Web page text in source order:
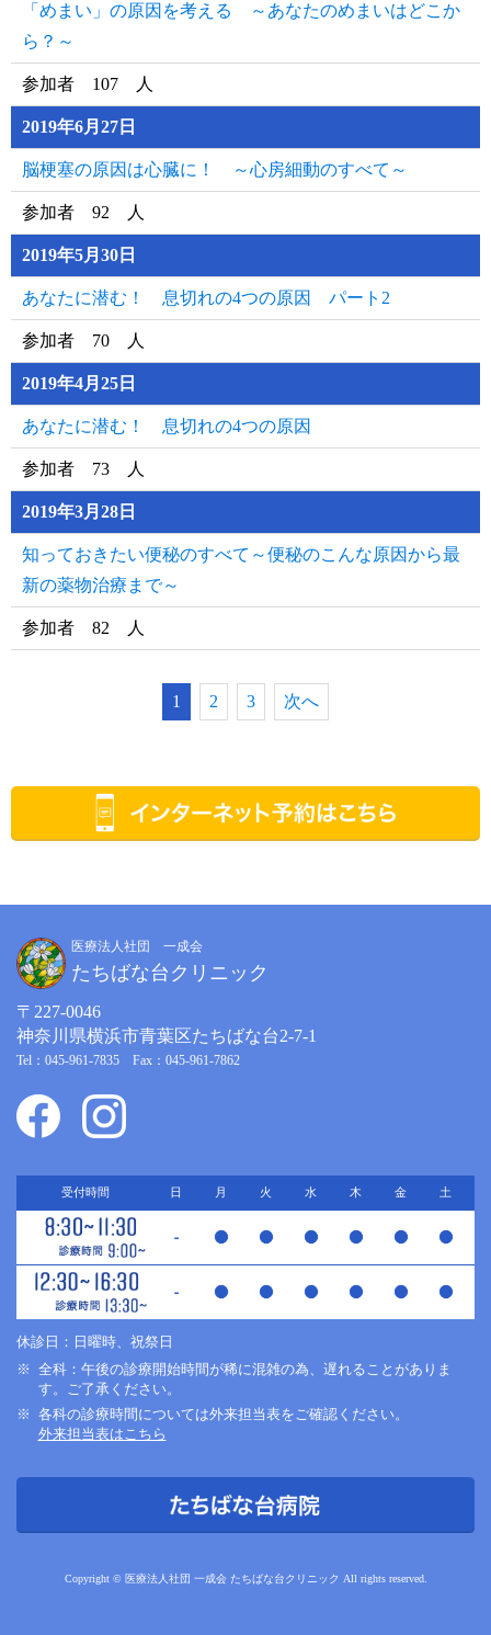
「めまい」の原因を考える ～あなたのめまいはどこか
ら？～
参加者 107 人
2019年6月27日
脳梗塞の原因は心臓に！ ～心房細動のすべて～
参加者 92 人
2019年5月30日
あなたに潜む！ 息切れの4つの原因 パート2
参加者 70 人
2019年4月25日
あなたに潜む！ 息切れの4つの原因
参加者 73 人
2019年3月28日
知っておきたい便秘のすべて～便秘のこんな原因から最
新の薬物治療まで～
参加者 82 人
1 2 3 次へ
医療法人社団 一成会
たちばな台クリニック
〒227-0046
神奈川県横浜市青葉区たちばな台2-7-1
Tel：045-961-7835 Fax：045-961-7862
受付時間 日 月 火 水 木 金 土
休診日：日曜時、祝祭日
全科：午後の診療開始時間が稀に混雑の為、遅れることがありま
す。ご了承ください。
各科の診療時間については外来担当表をご確認ください。
外来担当表はこちら
Copyright © 医療法人社団 一成会 たちばな台クリニック All rights reserved.